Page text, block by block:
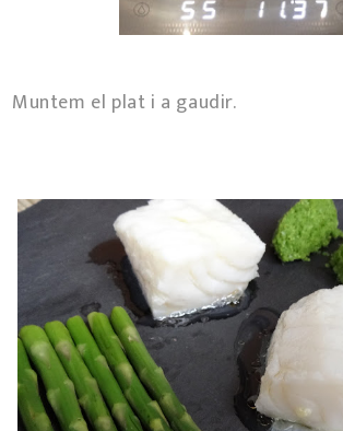
Muntem el plat i a gaudir.